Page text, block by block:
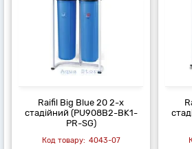
Raifil Вig Blue 20 2-х
стадійний (PU908B2-BK1-
PR-SG)
4043-07